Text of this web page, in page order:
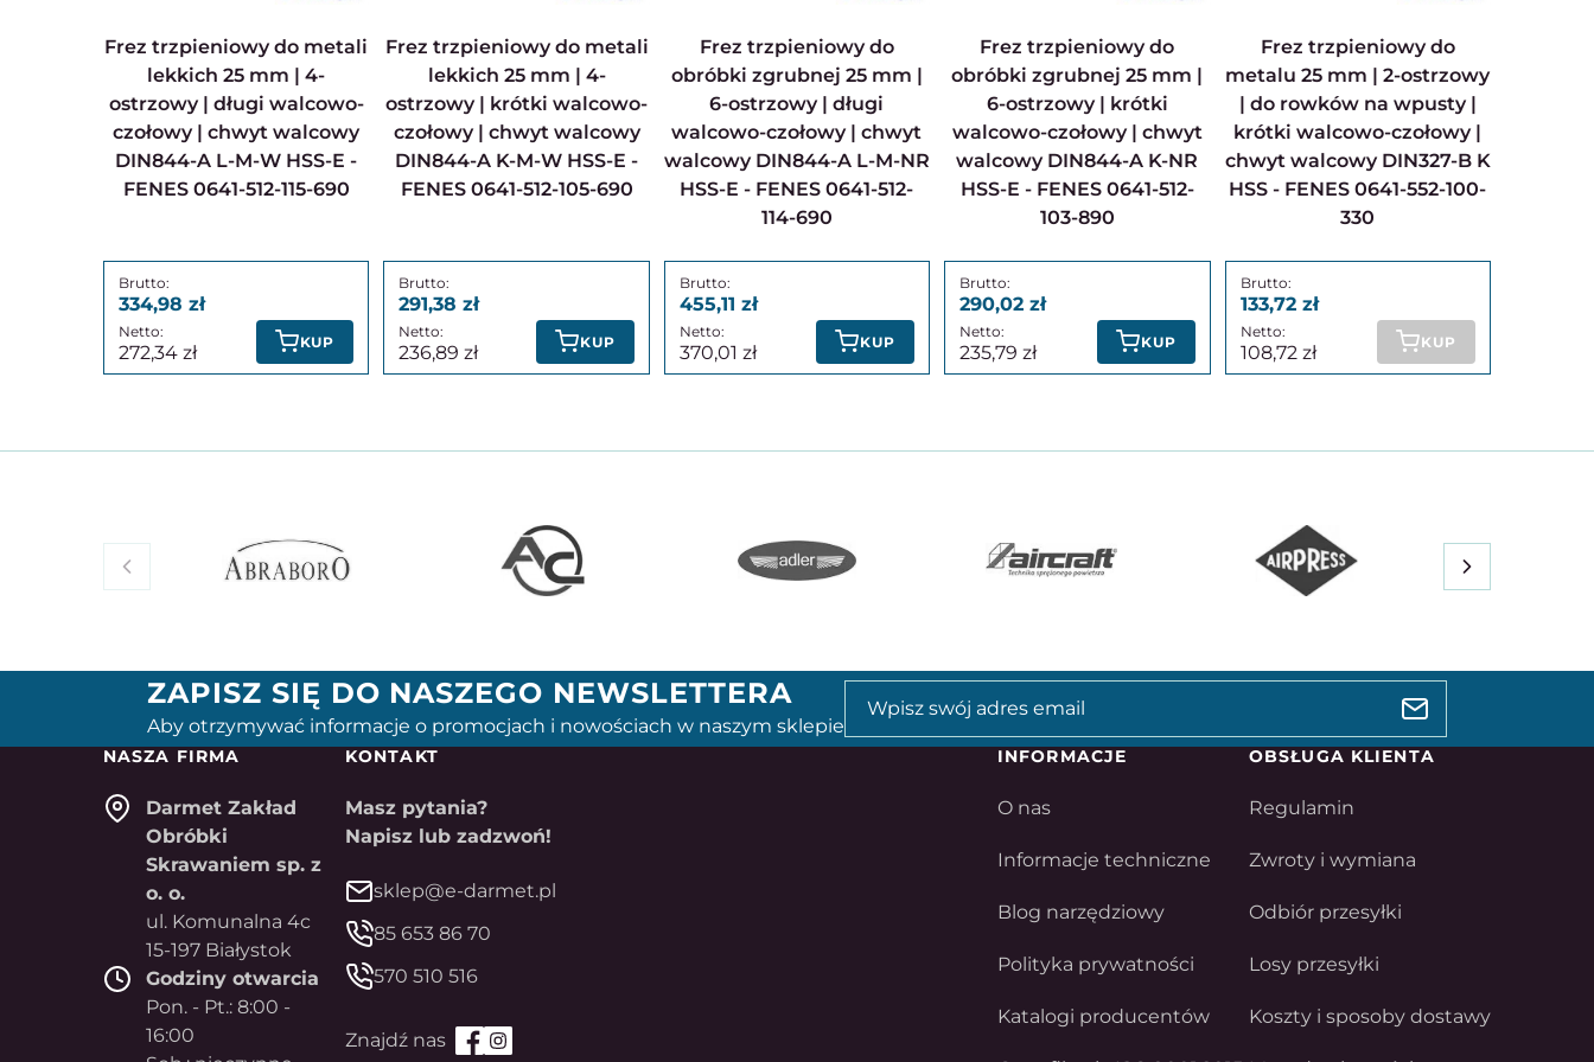
Frez trzpieniowy do metali
lekkich 25 mm | 4-
ostrzowy | długi walcowo-
czołowy | chwyt walcowy
DIN844-A L-M-W HSS-E -
FENES 0641-512-115-690
334,98
272,34 KUP
Frez trzpieniowy do metali
lekkich 25 mm | 4-
ostrzowy | krótki walcowo-
czołowy | chwyt walcowy
DIN844-A K-M-W HSS-E -
FENES 0641-512-105-690
291,38
236,89 KUP
Frez trzpieniowy do
obróbki zgrubnej 25 mm |
6-ostrzowy | długi
walcowo-czołowy | chwyt
walcowy DIN844-A L-M-NR
HSS-E - FENES 0641-512-
114-690
455,11
370,01 KUP
Frez trzpieniowy do
obróbki zgrubnej 25 mm |
6-ostrzowy | krótki
walcowo-czołowy | chwyt
walcowy DIN844-A K-NR
HSS-E - FENES 0641-512-
103-890
290,02
235,79 KUP
Frez trzpieniowy do
metalu 25 mm | 2-ostrzowy
| do rowków na wpusty |
krótki walcowo-czołowy |
chwyt walcowy DIN327-B K
HSS - FENES 0641-552-100-
330
133,72
108,72 KUP
ZAPISZ SIĘ DO NASZEGO NEWSLETTERA
Aby otrzymywać informacje o promocjach i nowościach w naszym sklepie
NASZA FIRMA
Darmet Zakład
Obróbki
Skrawaniem sp. z
o. o.
ul. Komunalna 4c
15-197 Białystok
Godziny otwarcia
Pon. - Pt.: 8:00 -
16:00
KONTAKT
Masz pytania?
Napisz lub zadzwoń!
sklep@e-darmet.pl
85 653 86 70
570 510 516
INFORMACJE
O nas
Informacje techniczne
Blog narzędziowy
Polityka prywatności
Katalogi producentów
OBSŁUGA KLIENTA
Regulamin
Zwroty i wymiana
Odbiór przesyłki
Losy przesyłki
Koszty i sposoby dostawy